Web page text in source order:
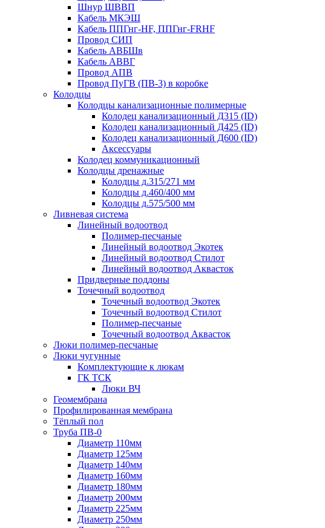
Шнур ШВВП
Кабель МКЭШ
Кабель ППГнг-HF, ППГнг-FRHF
Провод СИП
Кабель АВБШв
Кабель АВВГ
Провод АПВ
Провод ПуГВ (ПВ-3) в коробке
Колодцы
Колодцы канализационные полимерные
Колодец канализационный Д315 (ID)
Колодец канализационный Д425 (ID)
Колодец канализационный Д600 (ID)
Аксессуары
Колодец коммуникационный
Колодцы дренажные
Колодцы д.315/271 мм
Колодцы д.460/400 мм
Колодцы д.575/500 мм
Ливневая система
Линейный водоотвод
Полимер-песчаные
Линейный водоотвод Экотек
Линейный водоотвод Стилот
Линейный водоотвод Аквасток
Придверные поддоны
Точечный водоотвод
Точечный водоотвод Экотек
Точечный водоотвод Стилот
Полимер-песчаные
Точечный водоотвод Аквасток
Люки полимер-песчаные
Люки чугунные
Комплектующие к люкам
ГК ТСК
Люки ВЧ
Геомембрана
Профилированная мембрана
Тёплый пол
Труба ПВ-0
Диаметр 110мм
Диаметр 125мм
Диаметр 140мм
Диаметр 160мм
Диаметр 180мм
Диаметр 200мм
Диаметр 225мм
Диаметр 250мм